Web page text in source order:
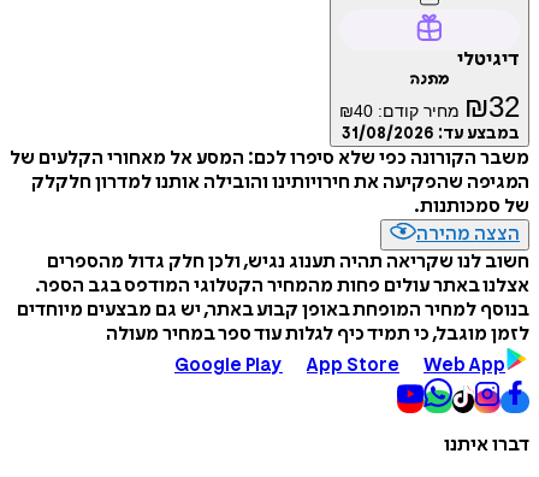
דיגיטלי
מתנה
₪32 מחיר קודם: ₪40
במבצע עד: 31/08/2026
משבר הקורונה כפי שלא סיפרו לכם: המסע אל מאחורי הקלעים של
המגיפה שהפקיעה את חירויותינו והובילה אותנו למדרון חלקלק
של סמכותנות.
הצצה מהירה
חשוב לנו שקריאה תהיה תענוג נגיש, ולכן חלק גדול מהספרים
אצלנו באתר עולים פחות מהמחיר הקטלוגי המודפס בגב הספר.
בנוסף למחיר המופחת באופן קבוע באתר, יש גם מבצעים מיוחדים
לזמן מוגבל, כי תמיד כיף לגלות עוד ספר במחיר מעולה
Google Play
App Store Web App
דברו איתנו